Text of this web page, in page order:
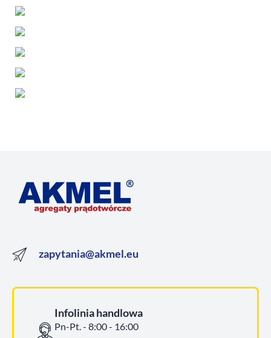
zapytania@akmel.eu
Infolinia handlowa
Pn-Pt. - 8:00 - 16:00